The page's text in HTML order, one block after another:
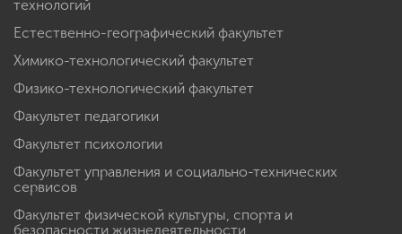
технологий
Естественно-географический факультет
Химико-технологический факультет
Физико-технологический факультет
Факультет педагогики
Факультет психологии
Факультет управления и социально-технических
сервисов
Факультет физической культуры, спорта и
безопасности жизнедеятельности